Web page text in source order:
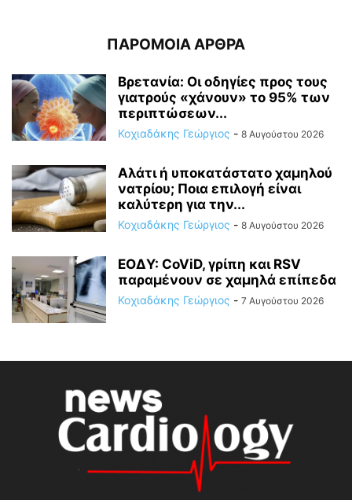
ΠΑΡΟΜΟΙΑ ΑΡΘΡΑ
Βρετανία: Οι οδηγίες προς τους
γιατρούς «χάνουν» το 95% των
περιπτώσεων...
Κοχιαδάκης Γεώργιος - 8 Αυγούστου 2026
Αλάτι ή υποκατάστατο χαμηλού
νατρίου; Ποια επιλογή είναι
καλύτερη για την...
Κοχιαδάκης Γεώργιος - 8 Αυγούστου 2026
ΕΟΔΥ: CoViD, γρίπη και RSV
παραμένουν σε χαμηλά επίπεδα
Κοχιαδάκης Γεώργιος - 7 Αυγούστου 2026